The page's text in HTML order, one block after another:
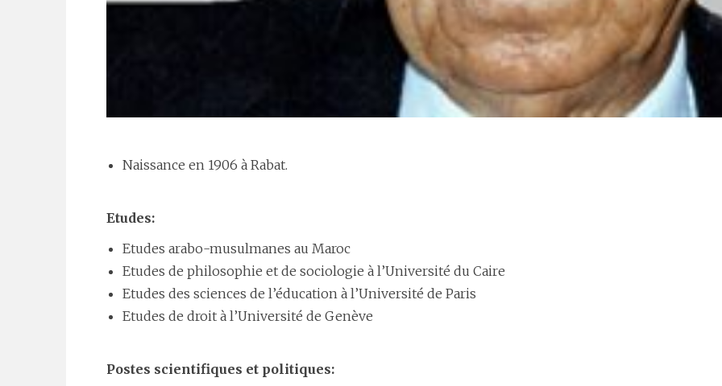
Naissance en 1906 à Rabat.
Etudes:
Etudes arabo-musulmanes au Maroc
Etudes de philosophie et de sociologie à l’Université du Caire
Etudes des sciences de l’éducation à l’Université de Paris
Etudes de droit à l’Université de Genève
Postes scientifiques et politiques: